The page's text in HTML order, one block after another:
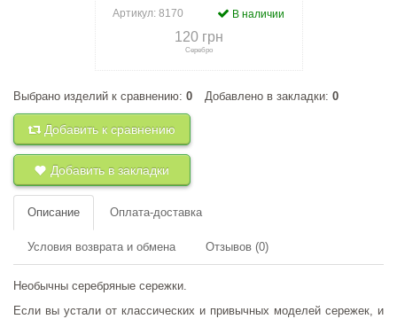
Артикул: 8170 В наличии
120 грн
Серебро
+к сравнению
Выбрано изделий к сравнению: 0 Добавлено в закладки: 0
Добавить к сравнению
Добавить в закладки
Описание Оплата-доставка
Условия возврата и обмена Отзывов (0)
Необычны серебряные сережки.
Если вы устали от классических и привычных моделей сережек, и